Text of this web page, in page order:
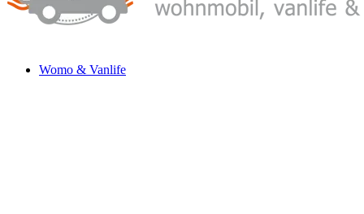
Womo & Vanlife